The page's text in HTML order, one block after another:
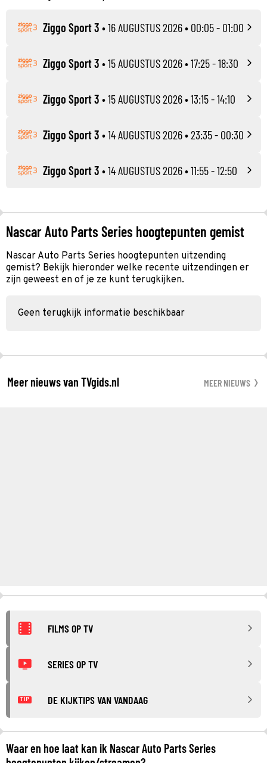
Ziggo Sport 3 •16 AUGUSTUS 2026• 00:05 - 01:00
Ziggo Sport 3 •15 AUGUSTUS 2026• 17:25 - 18:30
Ziggo Sport 3 •15 AUGUSTUS 2026• 13:15 - 14:10
Ziggo Sport 3 •14 AUGUSTUS 2026• 23:35 - 00:30
Ziggo Sport 3 •14 AUGUSTUS 2026• 11:55 - 12:50
Nascar Auto Parts Series hoogtepunten gemist
Nascar Auto Parts Series hoogtepunten uitzending
gemist? Bekijk hieronder welke recente uitzendingen er
zijn geweest en of je ze kunt terugkijken.
Geen terugkijk informatie beschikbaar
Meer nieuws van TVgids.nl MEER NIEUWS
FILMS OP TV
SERIES OP TV
TIP DE KIJKTIPS VAN VANDAAG
Waar en hoe laat kan ik Nascar Auto Parts Series